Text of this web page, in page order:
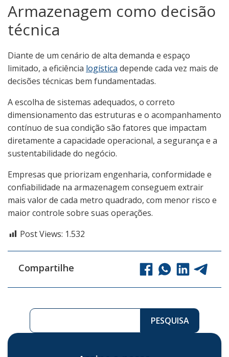
Armazenagem como decisão
técnica
Diante de um cenário de alta demanda e espaço
limitado, a eficiência logística depende cada vez mais de
decisões técnicas bem fundamentadas.
A escolha de sistemas adequados, o correto
dimensionamento das estruturas e o acompanhamento
contínuo de sua condição são fatores que impactam
diretamente a capacidade operacional, a segurança e a
sustentabilidade do negócio.
Empresas que priorizam engenharia, conformidade e
confiabilidade na armazenagem conseguem extrair
mais valor de cada metro quadrado, com menor risco e
maior controle sobre suas operações.
Post Views: 1.532
Compartilhe
Pesquisar ...
PESQUISA